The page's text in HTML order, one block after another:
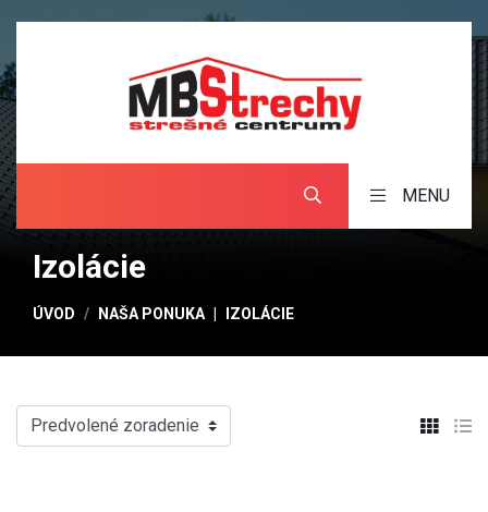
MENU
Izolácie
ÚVOD NAŠA PONUKA IZOLÁCIE
Predvolené zoradenie